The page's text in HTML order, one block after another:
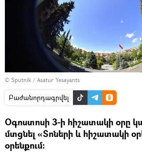
© Sputnik / Asatur Yesayants
Բաժանորդագրվել
Օգոստոսի 3-ի հիշատակի օրը
մտցնել «Տոների և հիշատակի
օրենքում: